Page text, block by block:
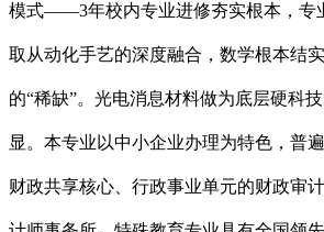
模式——3年校内专业进修夯实根本，专
取从动化手艺的深度融合，数学根本结
的“稀缺”。光电消息材料做为底层硬科
显。本专业以中小企业办理为特色，普
财政共享核心、行政事业单元的财政审